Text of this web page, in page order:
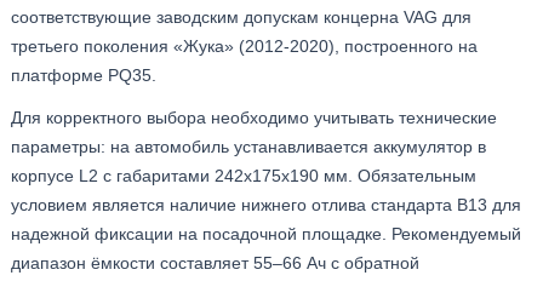
соответствующие заводским допускам концерна VAG для
третьего поколения «Жука» (2012-2020), построенного на
платформе PQ35.
Для корректного выбора необходимо учитывать технические
параметры: на автомобиль устанавливается аккумулятор в
корпусе L2 с габаритами 242x175x190 мм. Обязательным
условием является наличие нижнего отлива стандарта B13 для
надежной фиксации на посадочной площадке. Рекомендуемый
диапазон ёмкости составляет 55–66 Ач с обратной